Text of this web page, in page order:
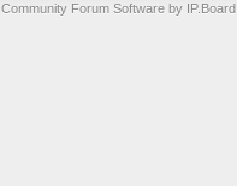
Community Forum Software by IP.Board